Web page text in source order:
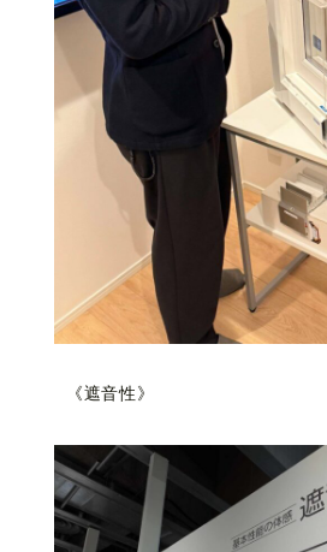
《遮音性》